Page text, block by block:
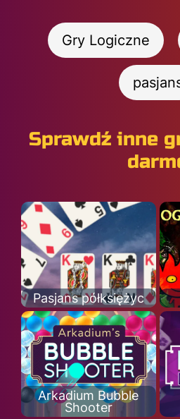
Gry Logiczne
Sprawdź inne
Pasjans półksiężyc
Arkadium Bubble
Shooter